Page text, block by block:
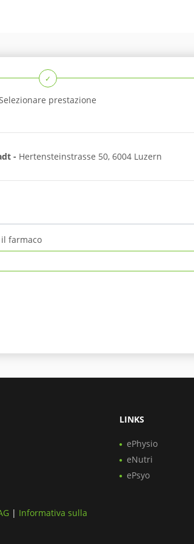
✓
prestazione
- Hertensteinstrasse 50, 6004 Luzern
farmaco
LINKS
ePhysio
eNutri
ePsyo
| Informativa sulla